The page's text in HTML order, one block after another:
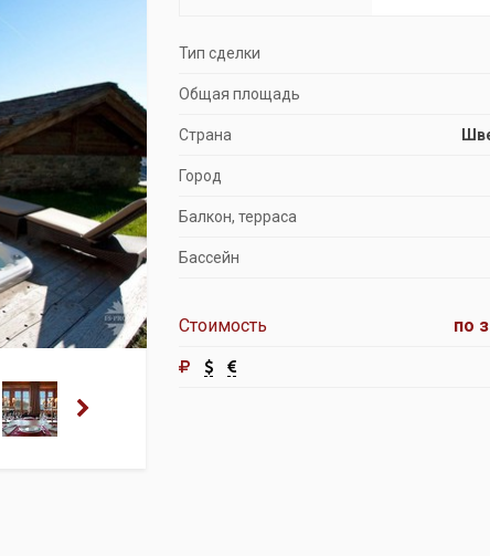
Помещения свободного назначения
Тип сделки
Общая площадь
Страна
Город
Балкон, терраса
Бассейн
Стоимость по